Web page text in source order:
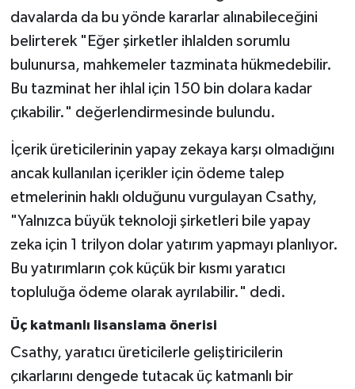
davalarda da bu yönde kararlar alınabileceğini
belirterek "Eğer şirketler ihlalden sorumlu
bulunursa, mahkemeler tazminata hükmedebilir.
Bu tazminat her ihlal için 150 bin dolara kadar
çıkabilir." değerlendirmesinde bulundu.
İçerik üreticilerinin yapay zekaya karşı olmadığını
ancak kullanılan içerikler için ödeme talep
etmelerinin haklı olduğunu vurgulayan Csathy,
"Yalnızca büyük teknoloji şirketleri bile yapay
zeka için 1 trilyon dolar yatırım yapmayı planlıyor.
Bu yatırımların çok küçük bir kısmı yaratıcı
topluluğa ödeme olarak ayrılabilir." dedi.
Üç katmanlı lisanslama önerisi
Csathy, yaratıcı üreticilerle geliştiricilerin
çıkarlarını dengede tutacak üç katmanlı bir